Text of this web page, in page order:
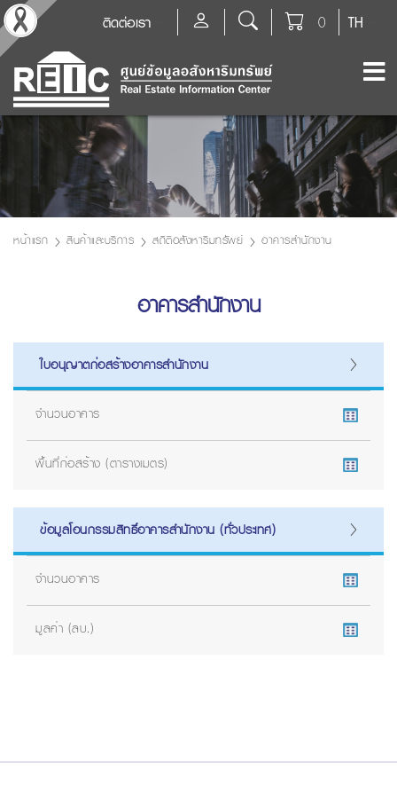
TH
0
ติดต่อเรา
หน้าแรก สินค้าและบริการ สถิติอสังหาริมทรัพย์ อาคารสำนักงาน
อาคารสำนักงาน
ใบอนุญาตก่อสร้างอาคารสำนักงาน
จำนวนอาคาร
พื้นที่ก่อสร้าง (ตารางเมตร)
ข้อมูลโอนกรรมสิทธิ์อาคารสำนักงาน (ทั่วประเทศ)
จำนวนอาคาร
มูลค่า (ลบ.)